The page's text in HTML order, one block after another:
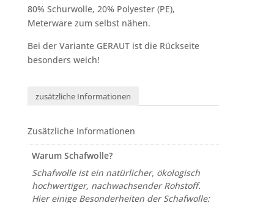
80% Schurwolle, 20% Polyester (PE),
Meterware zum selbst nähen.
Bei der Variante GERAUT ist die Rückseite
besonders weich!
zusätzliche Informationen
Zusätzliche Informationen
Warum Schafwolle?
Schafwolle ist ein natürlicher, ökologisch
hochwertiger, nachwachsender Rohstoff.
Hier einige Besonderheiten der Schafwolle: